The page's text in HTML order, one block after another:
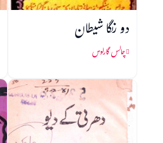
دو رنگا شیطان
چالس گارلوس